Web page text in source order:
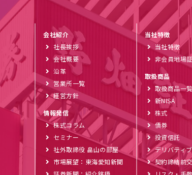
会社紹介
社長挨拶
会社概要
沿革
営業所一覧
経営方針
情報発信
株式コラム
セミナー
社外取締役 畠山の部屋
市場展望：東海愛知新聞
当社特徴
当社特徴
非会員地場
取扱商品
取扱商品一
新NISA
株式
債券
投資信託
デリバティブ
契約締結前